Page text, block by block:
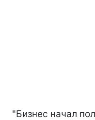
"Бизнес начал